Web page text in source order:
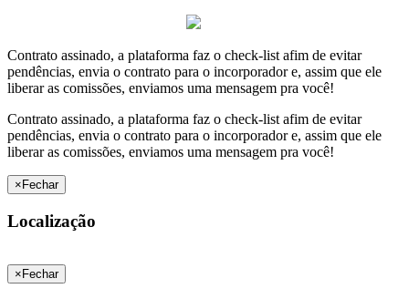
Contrato assinado, a plataforma faz o check-list afim de evitar
pendências, envia o contrato para o incorporador e, assim que ele
liberar as comissões, enviamos uma mensagem pra você!
Contrato assinado, a plataforma faz o check-list afim de evitar
pendências, envia o contrato para o incorporador e, assim que ele
liberar as comissões, enviamos uma mensagem pra você!
× Fechar
Localização
× Fechar